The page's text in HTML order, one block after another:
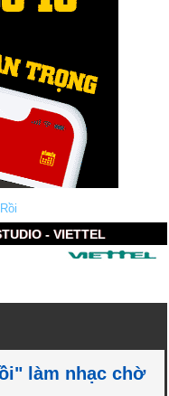
- VIETTEL
làm nhạc chờ